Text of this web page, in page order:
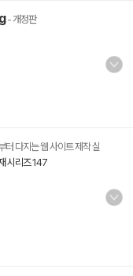
- 개정판
터 다지는 웹 사이트 제작 실
시리즈 147